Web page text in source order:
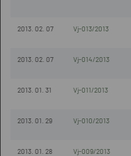
2013. 02. 07 Vj-013/2013
2013. 02. 07 Vj-014/2013
2013. 01. 31 Vj-011/2013
2013. 01. 29 Vj-010/2013
2013. 01. 28 Vj-009/2013